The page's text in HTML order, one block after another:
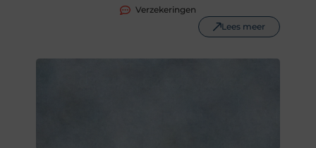
Verzekeringen
Lees meer